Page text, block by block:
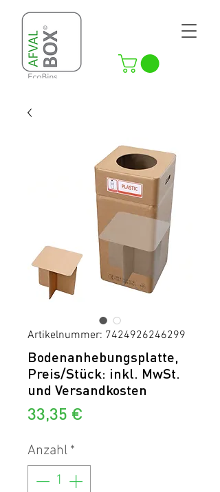
Artikelnummer: 7424926246299
Bodenanhebungsplatte,
Preis/Stück: inkl. MwSt.
und Versandkosten
33,35 €
Anzahl *